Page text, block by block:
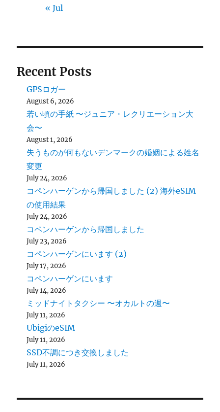
« Jul
Recent Posts
GPSロガー
August 6, 2026
若い頃の手紙 〜ジュニア・レクリエーション大
会〜
August 1, 2026
失うものが何もないデンマークの婚姻による姓名
変更
July 24, 2026
コペンハーゲンから帰国しました (2) 海外eSIM
の使用結果
July 24, 2026
コペンハーゲンから帰国しました
July 23, 2026
コペンハーゲンにいます (2)
July 17, 2026
コペンハーゲンにいます
July 14, 2026
ミッドナイトタクシー 〜オカルトの週〜
July 11, 2026
UbigiのeSIM
July 11, 2026
SSD不調につき交換しました
July 11, 2026